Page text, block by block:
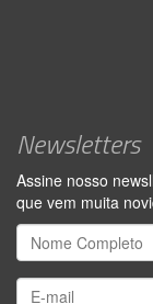
Newsletters
Assine nosso
que vem muita